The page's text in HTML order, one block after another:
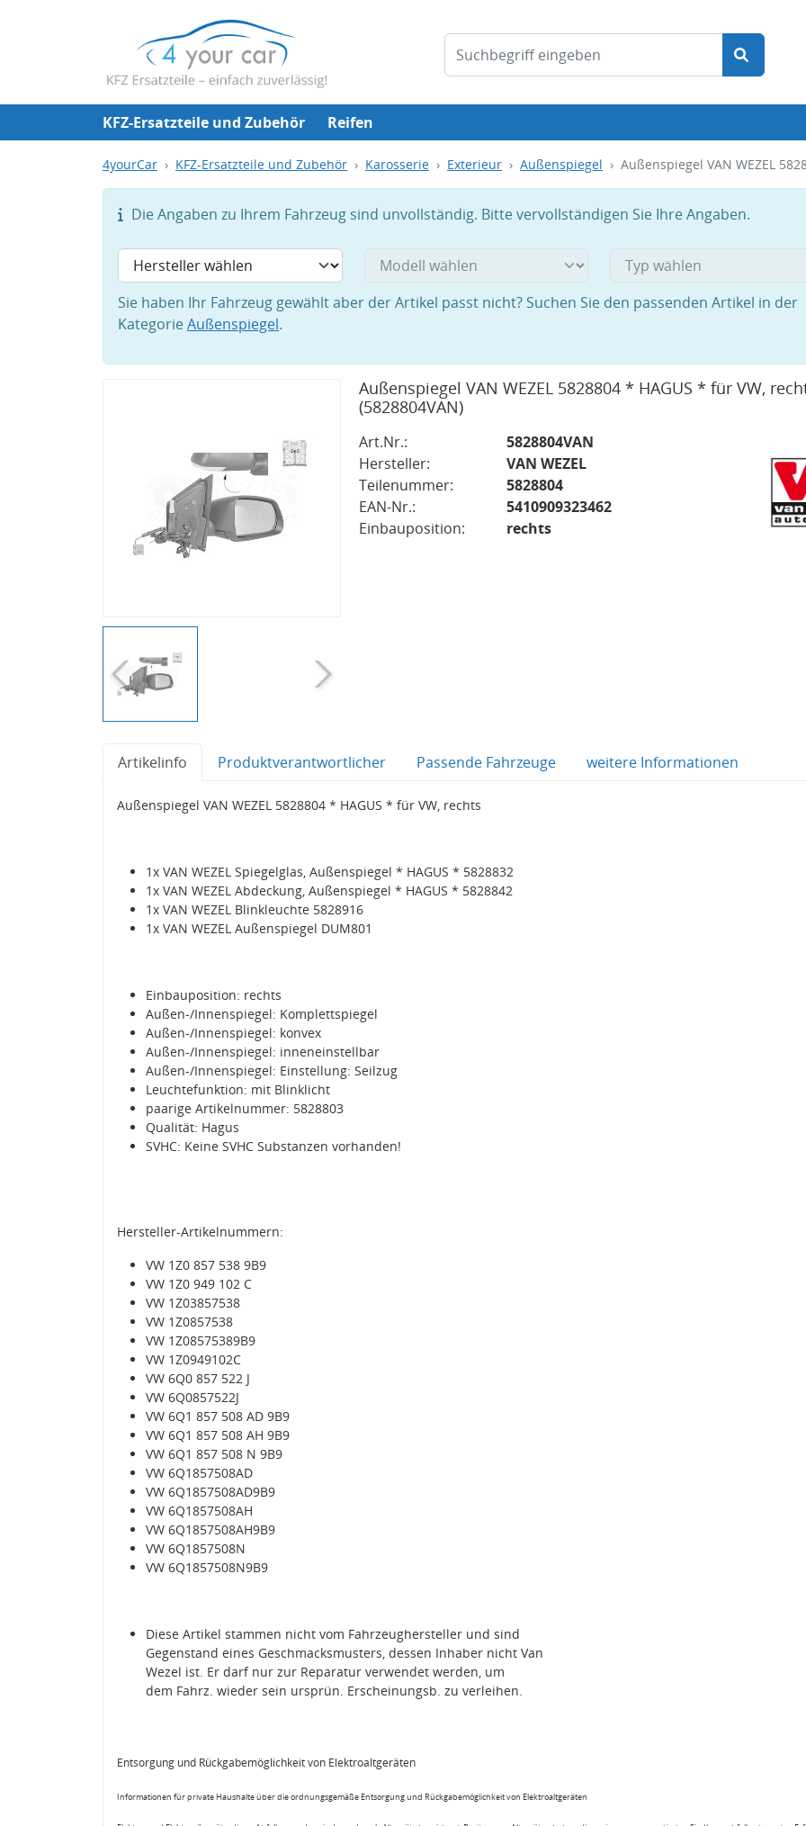
KFZ-Ersatzteile und Zubehör Reifen
4yourCar KFZ-Ersatzteile und Zubehör Karosserie Exterieur Außenspiegel Außenspiegel VAN WEZEL
Die Angaben zu Ihrem Fahrzeug sind unvollständig. Bitte vervollständigen Sie Ihre Angaben.
Sie haben Ihr Fahrzeug gewählt aber der Artikel passt nicht? Suchen Sie den passenden Artikel in der
KategorieAußenspiegel.
Außenspiegel VAN WEZEL 5828804 * HAGUS * für VW,
(5828804VAN)
Art.Nr.:
5828804VAN
Hersteller:
VAN WEZEL
Teilenummer:
5828804
EAN-Nr.:
5410909323462
Einbauposition:
rechts
Artikelinfo Produktverantwortlicher Passende Fahrzeuge weitere Informationen
Außenspiegel VAN WEZEL 5828804 * HAGUS * für VW, rechts
1x VAN WEZEL Spiegelglas, Außenspiegel * HAGUS * 5828832
1x VAN WEZEL Abdeckung, Außenspiegel * HAGUS * 5828842
1x VAN WEZEL Blinkleuchte 5828916
1x VAN WEZEL Außenspiegel DUM801
Einbauposition: rechts
Außen-/Innenspiegel: Komplettspiegel
Außen-/Innenspiegel: konvex
Außen-/Innenspiegel: inneneinstellbar
Außen-/Innenspiegel: Einstellung: Seilzug
Leuchtefunktion: mit Blinklicht
paarige Artikelnummer: 5828803
Qualität: Hagus
SVHC: Keine SVHC Substanzen vorhanden!
Hersteller-Artikelnummern:
VW 1Z0 857 538 9B9
VW 1Z0 949 102 C
VW 1Z03857538
VW 1Z0857538
VW 1Z08575389B9
VW 1Z0949102C
VW 6Q0 857 522 J
VW 6Q0857522J
VW 6Q1 857 508 AD 9B9
VW 6Q1 857 508 AH 9B9
VW 6Q1 857 508 N 9B9
VW 6Q1857508AD
VW 6Q1857508AD9B9
VW 6Q1857508AH
VW 6Q1857508AH9B9
VW 6Q1857508N
VW 6Q1857508N9B9
Diese Artikel stammen nicht vom Fahrzeughersteller und sind
Gegenstand eines Geschmacksmusters, dessen Inhaber nicht Van
Wezel ist. Er darf nur zur Reparatur verwendet werden, um
dem Fahrz. wieder sein ursprün. Erscheinungsb. zu verleihen.
Entsorgung und Rückgabemöglichkeit von Elektroaltgeräten
Informationen für private Haushalte über die ordnungsgemäße Entsorgung und Rückgabemöglichkeit von Elektroaltgeräten